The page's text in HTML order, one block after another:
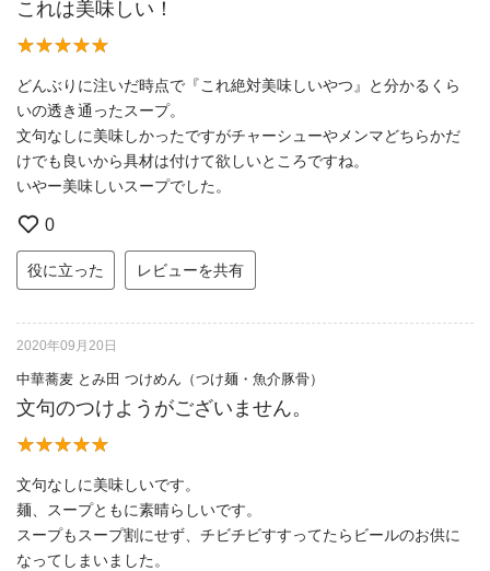
これは美味しい！
どんぶりに注いだ時点で『これ絶対美味しいやつ』と分かるくら
いの透き通ったスープ。
文句なしに美味しかったですがチャーシューやメンマどちらかだ
けでも良いから具材は付けて欲しいところですね。
いやー美味しいスープでした。
0
役に立った レビューを共有
2020年09月20日
中華蕎麦 とみ田 つけめん（つけ麺・魚介豚骨）
文句のつけようがございません。
文句なしに美味しいです。
麺、スープともに素晴らしいです。
スープもスープ割にせず、チビチビすすってたらビールのお供に
なってしまいました。